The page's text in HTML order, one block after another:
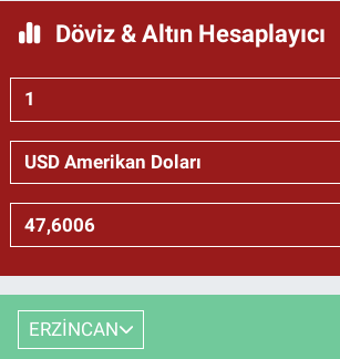
Döviz & Altın Hesaplayıcı
ERZİNCAN